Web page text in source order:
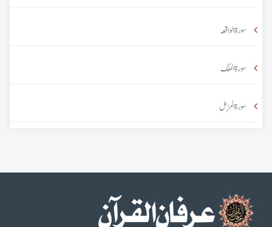
سورۃ الواقعہ
سورۃ الملک
سورۃ المزمل